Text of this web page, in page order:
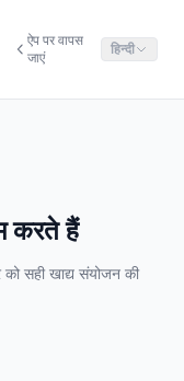
ऐप पर वापस
जाएं
हिन्दी
करते हैं
सही खाद्य संयोजन की